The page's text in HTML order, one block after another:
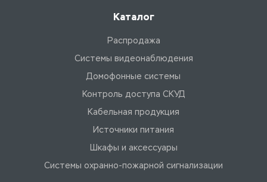
Каталог
Распродажа
Системы видеонаблюдения
Домофонные системы
Контроль доступа СКУД
Кабельная продукция
Источники питания
Шкафы и аксессуары
Системы охранно-пожарной сигнализации